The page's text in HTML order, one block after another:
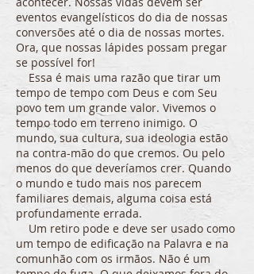
eventos evangelísticos do dia de nossas
conversões até o dia de nossas mortes.
Ora, que nossas lápides possam pregar
se possível for!
Essa é mais uma razão que tirar um
tempo de tempo com Deus e com Seu
povo tem um grande valor. Vivemos o
tempo todo em terreno inimigo. O
mundo, sua cultura, sua ideologia estão
na contra-mão do que cremos. Ou pelo
menos do que deveríamos crer. Quando
o mundo e tudo mais nos parecem
familiares demais, alguma coisa está
profundamente errada.
Um retiro pode e deve ser usado como
um tempo de edificação na Palavra e na
comunhão com os irmãos. Não é um